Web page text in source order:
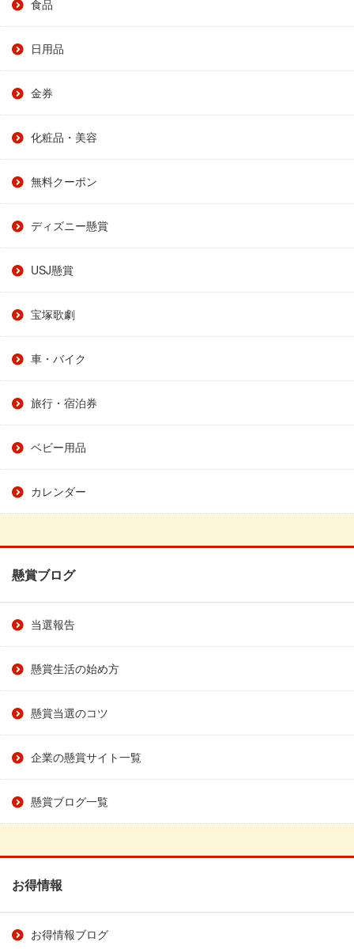
食品
日用品
金券
化粧品・美容
無料クーポン
ディズニー懸賞
USJ懸賞
宝塚歌劇
車・バイク
旅行・宿泊券
ベビー用品
カレンダー
懸賞ブログ
当選報告
懸賞生活の始め方
懸賞当選のコツ
企業の懸賞サイト一覧
懸賞ブログ一覧
お得情報
お得情報ブログ